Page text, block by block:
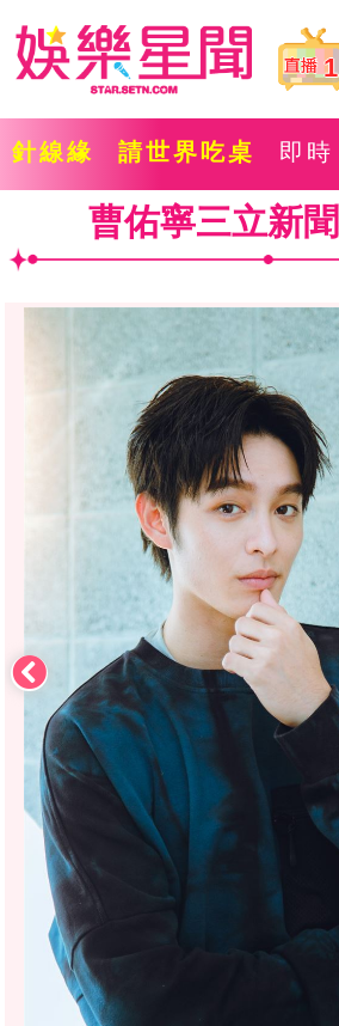
1
針線緣 請世界吃桌 即時
曹佑寧三立新